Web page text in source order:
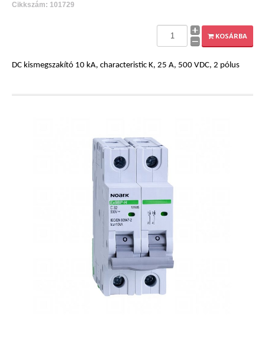
Cikkszám: 101729
KOSÁRBA
DC kismegszakító 10 kA, characteristic K, 25 A, 500 VDC, 2 pólus